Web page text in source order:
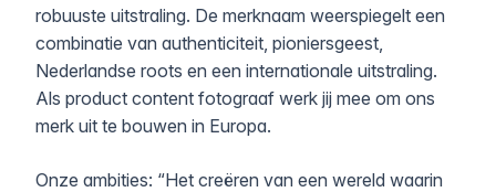
robuuste uitstraling. De merknaam weerspiegelt een
combinatie van authenticiteit, pioniersgeest,
Nederlandse roots en een internationale uitstraling.
Als product content fotograaf werk jij mee om ons
merk uit te bouwen in Europa.
Onze ambities: “Het creëren van een wereld waarin